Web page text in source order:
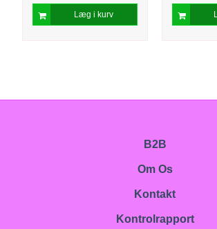
Læg i kurv
B2B
Om Os
Kontakt
Kontrolrapport